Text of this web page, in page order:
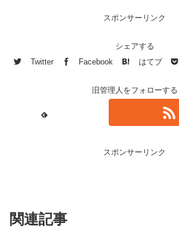
スポンサーリンク
シェアする
Twitter
Facebook はてブ
旧管理人をフォローする
スポンサーリンク
関連記事